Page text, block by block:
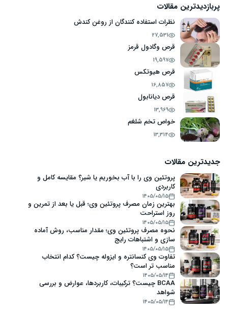
پربازدیدترین مقالات
نظرات استفاده کنندگان از روغن کندش
27,531
قرص وگادول قرمز
19,597
قرص هیوتکس
16,857
قرص دیانابول
13,969
خواص تخم شلغم
13,314
جدیدترین مقالات
پروتئین وی را با آب بخوریم یا شیر؟ مقایسه کامل و
کاربردی
۱۴۰۵/۰۵/۱۵
بهترین زمان مصرف پروتئین وی؛ قبل یا بعد از تمرین و
روز استراحت
۱۴۰۵/۰۵/۱۵
نحوه مصرف پروتئین وی؛ مقدار مناسب، روش آماده
سازی و اشتباهات رایج
۱۴۰۵/۰۵/۱۵
تفاوت وی کنسانتره و ایزوله چیست؟ کدام انتخاب
مناسب تر است؟
۱۴۰۵/۰۵/۱۴
BCAA چیست؟ ترکیبات، کاربردها، عوارض و بررسی
شواهد
۱۴۰۵/۰۵/۱۴